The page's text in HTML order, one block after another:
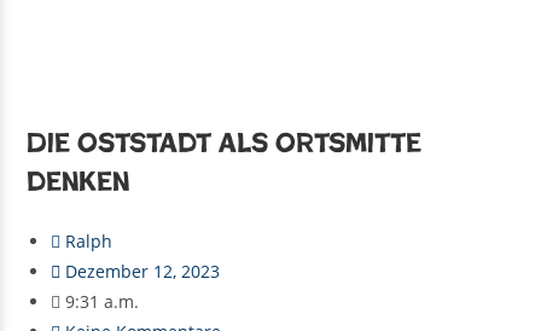
Die Oststadt als Ortsmitte
denken
Ralph
Dezember 12, 2023
9:31 a.m.